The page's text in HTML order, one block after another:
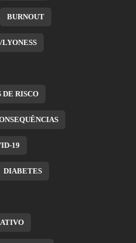
BURNOUT
DE RISCO
19
DIABETES